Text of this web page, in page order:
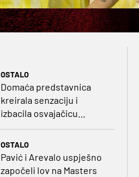
OSTALO
Domaća predstavnica
kreirala senzaciju i
izbacila osvajačicu
OSTALO
Pavić i Arevalo uspješno
započeli lov na Masters